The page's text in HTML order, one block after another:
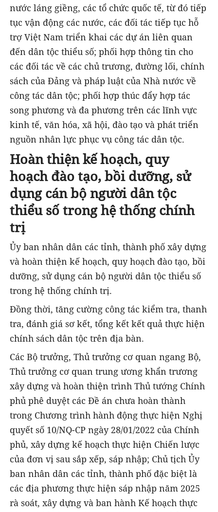
nước láng giềng, các tổ chức quốc tế, từ đó tiếp
tục vận động các nước, các đối tác tiếp tục hỗ
trợ Việt Nam triển khai các dự án liên quan
đến dân tộc thiểu số; phối hợp thông tin cho
các đối tác về các chủ trương, đường lối, chính
sách của Đảng và pháp luật của Nhà nước về
công tác dân tộc; phối hợp thúc đẩy hợp tác
song phương và đa phương trên các lĩnh vực
kinh tế, văn hóa, xã hội, đào tạo và phát triển
nguồn nhân lực phục vụ công tác dân tộc.
Hoàn thiện kế hoạch, quy
hoạch đào tạo, bồi dưỡng, sử
dụng cán bộ người dân tộc
thiểu số trong hệ thống chính
trị
Ủy ban nhân dân các tỉnh, thành phố xây dựng
và hoàn thiện kế hoạch, quy hoạch đào tạo, bồi
dưỡng, sử dụng cán bộ người dân tộc thiểu số
trong hệ thống chính trị.
Đồng thời, tăng cường công tác kiểm tra, thanh
tra, đánh giá sơ kết, tổng kết kết quả thực hiện
chính sách dân tộc trên địa bàn.
Các Bộ trưởng, Thủ trưởng cơ quan ngang Bộ,
Thủ trưởng cơ quan trung ương khẩn trương
xây dựng và hoàn thiện trình Thủ tướng Chính
phủ phê duyệt các Đề án chưa hoàn thành
trong Chương trình hành động thực hiện Nghị
quyết số 10/NQ-CP ngày 28/01/2022 của Chính
phủ, xây dựng kế hoạch thực hiện Chiến lược
của đơn vị sau sắp xếp, sáp nhập; Chủ tịch Ủy
ban nhân dân các tỉnh, thành phố đặc biệt là
các địa phương thực hiện sáp nhập năm 2025
rà soát, xây dựng và ban hành Kế hoạch thực